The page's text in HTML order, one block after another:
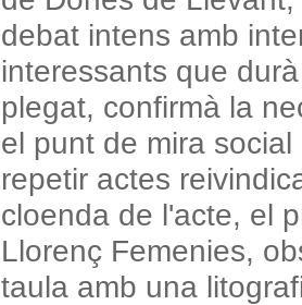
debat intens amb
interessants que
plegat, confirmà la
el punt de mira
repetir actes
cloenda de l'acte, el
Llorenç Femenies,
taula amb una